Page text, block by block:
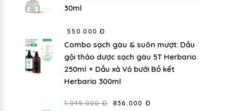
30ml
550.000 Đ
Combo sạch gàu & suôn mượt: Dầu
gội thảo dược sạch gàu 5T Herbario
250ml + Dầu xả Vỏ bưởi Bồ kết
Herbario 300ml
1.045.000 Đ 836.000 Đ